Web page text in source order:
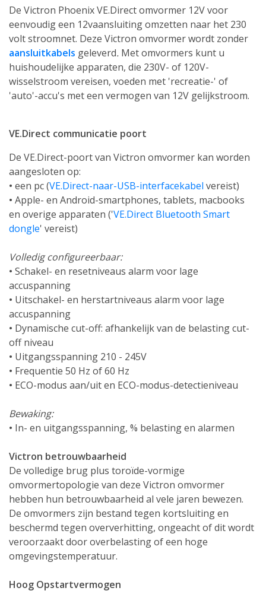
De Victron Phoenix VE.Direct omvormer 12V voor
eenvoudig een 12vaansluiting omzetten naar het 230
volt stroomnet. Deze Victron omvormer wordt zonder
aansluitkabels geleverd. Met omvormers kunt u
huishoudelijke apparaten, die 230V- of 120V-
wisselstroom vereisen, voeden met 'recreatie-' of
'auto'-accu's met een vermogen van 12V gelijkstroom.
VE.Direct communicatie poort
De VE.Direct-poort van Victron omvormer kan worden
aangesloten op:
• een pc (VE.Direct-naar-USB-interfacekabel vereist)
• Apple- en Android-smartphones, tablets, macbooks
en overige apparaten ('VE.Direct Bluetooth Smart
dongle' vereist)
Volledig configureerbaar:
• Schakel- en resetniveaus alarm voor lage
accuspanning
• Uitschakel- en herstartniveaus alarm voor lage
accuspanning
• Dynamische cut-off: afhankelijk van de belasting cut-
off niveau
• Uitgangsspanning 210 - 245V
• Frequentie 50 Hz of 60 Hz
• ECO-modus aan/uit en ECO-modus-detectieniveau
Bewaking:
• In- en uitgangsspanning, % belasting en alarmen
Victron betrouwbaarheid
De volledige brug plus toroïde-vormige
omvormertopologie van deze Victron omvormer
hebben hun betrouwbaarheid al vele jaren bewezen.
De omvormers zijn bestand tegen kortsluiting en
beschermd tegen oververhitting, ongeacht of dit wordt
veroorzaakt door overbelasting of een hoge
omgevingstemperatuur.
Hoog Opstartvermogen